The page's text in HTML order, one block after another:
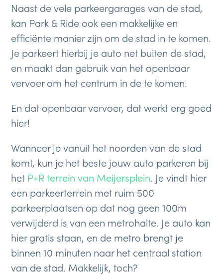
Naast de vele parkeergarages van de stad,
kan Park & Ride ook een makkelijke en
efficiënte manier zijn om de stad in te komen.
Je parkeert hierbij je auto net buiten de stad,
en maakt dan gebruik van het openbaar
vervoer om het centrum in de te komen.
En dat openbaar vervoer, dat werkt erg goed
hier!
Wanneer je vanuit het noorden van de stad
komt, kun je het beste jouw auto parkeren bij
het P+R terrein van Meijersplein. Je vindt hier
een parkeerterrein met ruim 500
parkeerplaatsen op dat nog geen 100m
verwijderd is van een metrohalte. Je auto kan
hier gratis staan, en de metro brengt je
binnen 10 minuten naar het centraal station
van de stad. Makkelijk, toch?